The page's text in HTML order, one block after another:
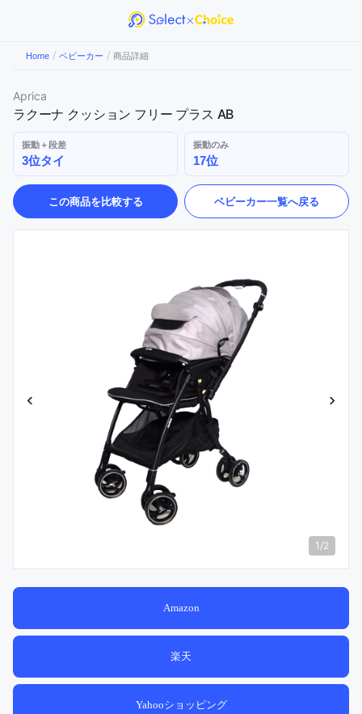
Home / ベビーカー / 商品詳細
Aprica
ラクーナ クッション フリー プラス AB
振動＋段差
3位タイ
振動のみ
17位
この商品を比較する ベビーカー一覧へ戻る
‹ ›
1 /2
Amazon
楽天
Yahooショッピング